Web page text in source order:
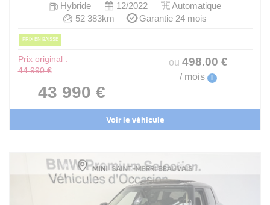
Hybride 12/2022
Automatique
52 383km
Garantie 24 mois
PRIX EN BAISSE
Prix original :
44 990 €
43 990 €
ou 498.00 €
/ mois i
Voir le véhicule